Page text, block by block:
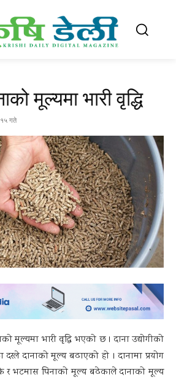
मूल्यमा भारी वृद्धि
गते
मूल्यमा भारी वृद्धि भएको छ । दाना उद्योगीको
दरले दानाको मूल्य बढाएको हो । दानामा प्रयोग
र भटमास पिनाको मूल्य बढेकाले दानाको मूल्य